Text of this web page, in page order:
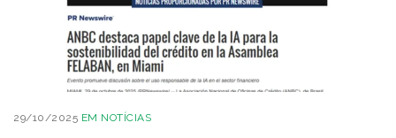
29/10/2025 EM NOTÍCIAS